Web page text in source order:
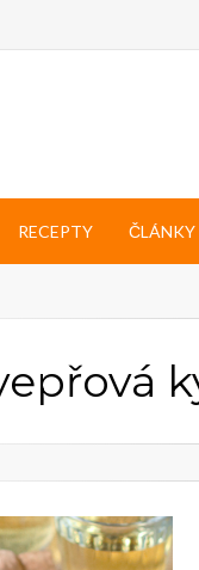
RECEPTY ČLÁNKY